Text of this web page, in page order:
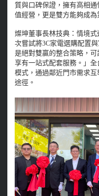
質與口碑保證，擁有高相
值經營，更是雙方能夠成為
燦坤董事長林技典：情境
次嘗試將3C家電選購配置
是絕對雙贏的整合策略，
享有一站式配套服務。」
模式，通過鄰近門市需求
途徑。